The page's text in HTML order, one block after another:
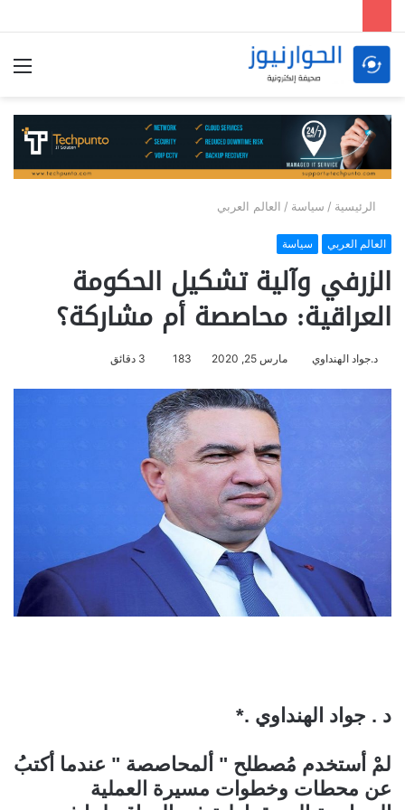
الرئيسية / سياسة / العالم العربي
العالم العربي سياسة
الزرفي وآلية تشكيل الحكومة
العراقية: محاصصة أم مشاركة؟
د.جواد الهنداوي مارس 25, 2020 183
د . جواد الهنداوي .*
لمْ أستخدم مُصطلح " ألمحاصصة " عندما أكتبُ
عن محطات وخطوات مسيرة العملية